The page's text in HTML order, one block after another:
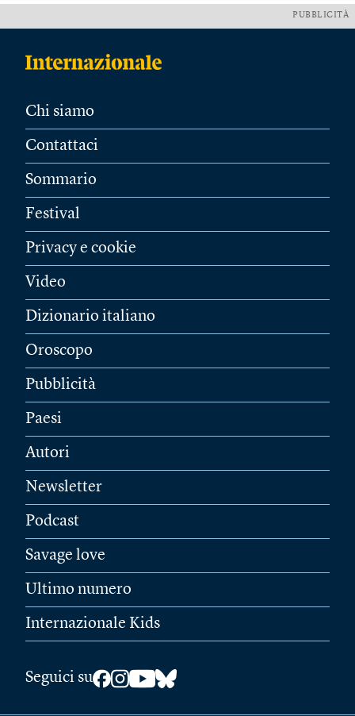
PUBBLICITÀ
Chi siamo
Contattaci
Sommario
Festival
Privacy e cookie
Video
Dizionario italiano
Oroscopo
Pubblicità
Paesi
Autori
Newsletter
Podcast
Savage love
Ultimo numero
Internazionale Kids
Seguici su